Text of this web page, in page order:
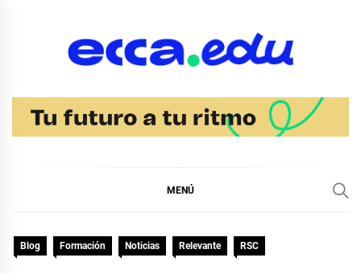
MENÚ
Blog Formación Noticias Relevante RSC